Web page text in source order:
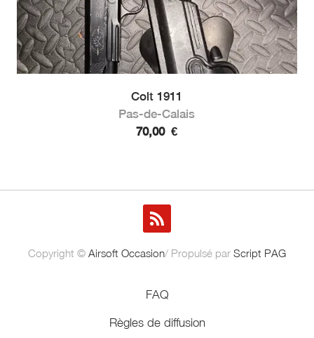
Colt 1911
Pas-de-Calais
70,00 €
Copyright © Airsoft Occasion/ Propulsé par Script PAG
FAQ
Règles de diffusion